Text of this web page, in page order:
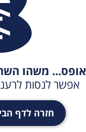
אופס... משהו
אפשר לנסות
חזרה לדף